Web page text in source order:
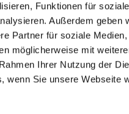
Funktionen für
Außerdem geben
Partner für soziale
möglicherweise mit
Ihrer Nutzung der
wenn Sie unsere Webseite
GmbH & Co. KG
von HTC© –